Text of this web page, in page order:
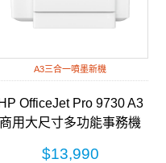
A3三合一噴墨新機
HP OfficeJet Pro 9730 A3
商用大尺寸多功能事務機
$13,990